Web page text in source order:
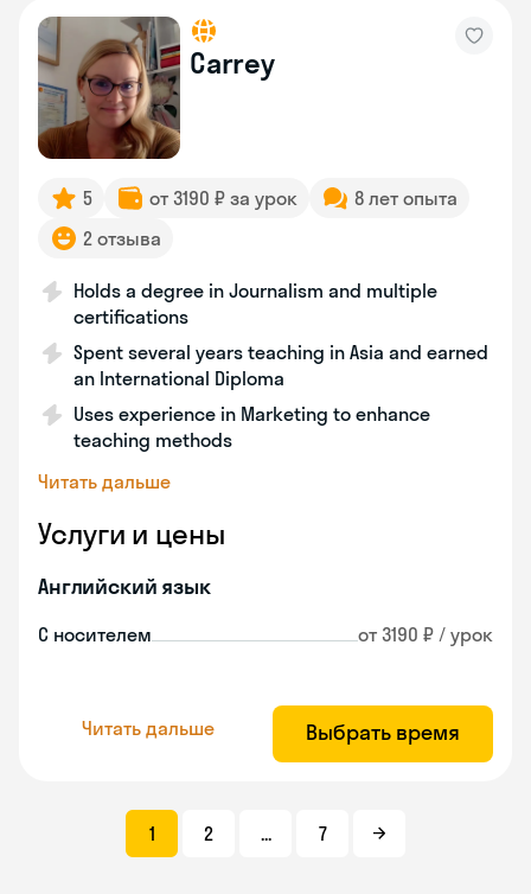
Carrey
5 от 3190 ₽ за урок
8 лет опыта
2 отзыва
Holds a degree in Journalism and multiple
certifications
Spent several years teaching in Asia and earned
an International Diploma
Uses experience in Marketing to enhance
teaching methods
Читать дальше
Услуги и цены
Английский язык
С носителем от 3190 ₽ / урок
Читать дальше Выбрать время
1 2 ... 7